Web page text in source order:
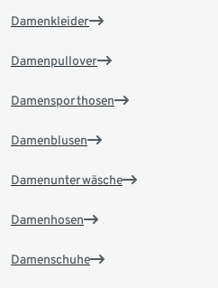
Damenkleider
Damenpullover
Damensporthosen
Damenblusen
Damenunterwäsche
Damenhosen
Damenschuhe